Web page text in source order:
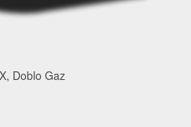
Doblo Gaz